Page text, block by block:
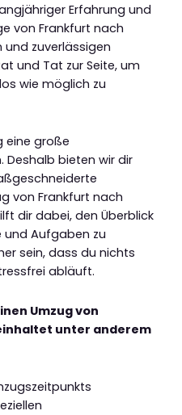
Erfahrung und
von Frankfurt nach
und zuverlässigen
und Tat zur Seite, um
wie möglich zu
eine große
Deshalb bieten wir dir
von Frankfurt nach
dir dabei, den Überblick
und Aufgaben zu
sein, dass du nichts
abläuft.
Umzug von
unter anderem